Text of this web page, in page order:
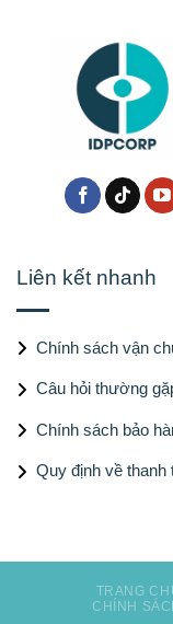
Liên kết nhanh
Chính sách vận
Câu hỏi thường
Chính sách bảo
Quy định về thanh
TRANG
CHÍNH